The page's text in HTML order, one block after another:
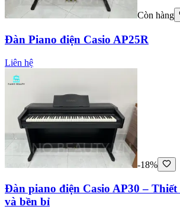
Còn hàng
Đàn Piano điện Casio AP25R
Liên hệ
-18%
Đàn piano điện Casio AP30 – Thiết
và bền bỉ